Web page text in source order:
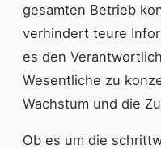
gesamten Betrieb
verhindert teure
es den
Wesentliche zu
Wachstum und die
Ob es um die